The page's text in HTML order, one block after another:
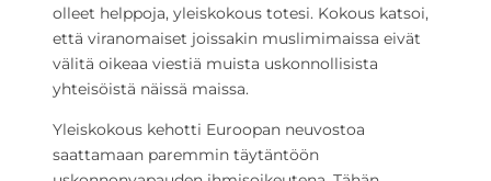
olleet helppoja, yleiskokous totesi. Kokous katsoi,
että viranomaiset joissakin muslimimaissa eivät
välitä oikeaa viestiä muista uskonnollisista
yhteisöistä näissä maissa.
Yleiskokous kehotti Euroopan neuvostoa
saattamaan paremmin täytäntöön